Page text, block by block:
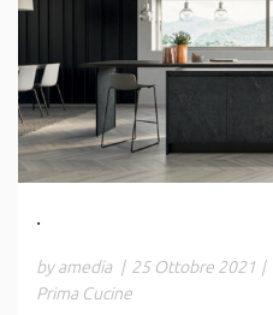
.
by amedia | 25 Ottobre 2021 |
Prima Cucine